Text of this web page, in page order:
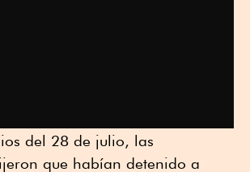
del 28 de julio, las
que habían detenido a